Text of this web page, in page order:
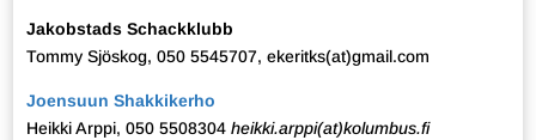
Jakobstads Schackklubb
Tommy Sjöskog, 050 5545707, ekeritks(at)gmail.com
Joensuun Shakkikerho
Heikki Arppi, 050 5508304 heikki.arppi(at)kolumbus.fi